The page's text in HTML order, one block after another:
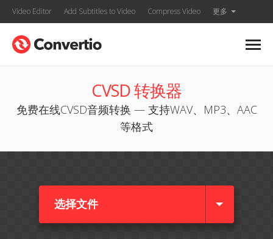
Video Editor Add Subtitles to Video Compress Video 更多
CVSD 转换器
免费在线CVSD音频转换 — 支持WAV、MP3、AAC
等格式
选择文件